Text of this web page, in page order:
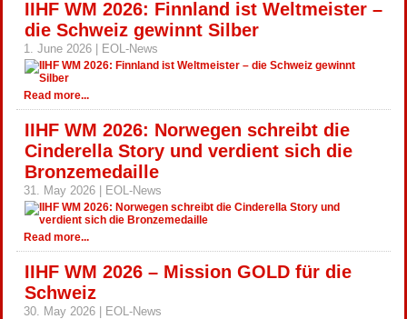
IIHF WM 2026: Finnland ist Weltmeister –
die Schweiz gewinnt Silber
1. June 2026 | EOL-News
Read more...
IIHF WM 2026: Norwegen schreibt die
Cinderella Story und verdient sich die
Bronzemedaille
31. May 2026 | EOL-News
Read more...
IIHF WM 2026 – Mission GOLD für die
Schweiz
30. May 2026 | EOL-News